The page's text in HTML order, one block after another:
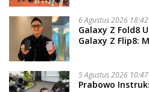
6 Agustus 2026 18:42
Galaxy Z Fold8
Galaxy Z Flip8:
5 Agustus 2026 10:47
Prabowo